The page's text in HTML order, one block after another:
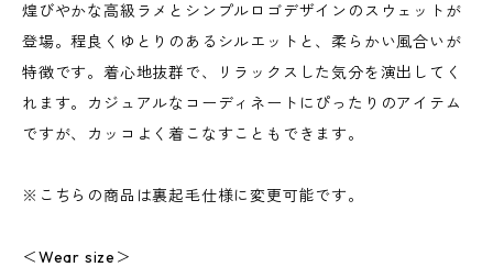
煌びやかな高級ラメとシンプルロゴデザインのスウェットが
登場。程良くゆとりのあるシルエットと、柔らかい風合いが
特徴です。着心地抜群で、リラックスした気分を演出してく
れます。カジュアルなコーディネートにぴったりのアイテム
ですが、カッコよく着こなすこともできます。
※こちらの商品は裏起毛仕様に変更可能です。
＜Wear size＞